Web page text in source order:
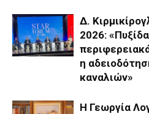
Δ.
2026:
η
καναλιών»
Η Γεωργία